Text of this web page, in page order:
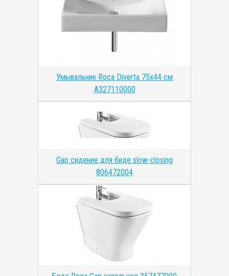
Умывальник Roca Diverta 75x44 см
A327110000
Gap сидение для биде slow-closing
806472004